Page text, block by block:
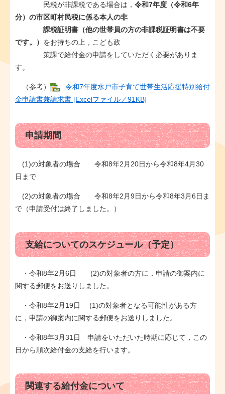
民税が非課税である場合は， 令和7年度（令和6年
分）の市区町村民税に係る本人の非
課税証明書（他の世帯員の方の非課税証明書は不要
です。） をお持ちの上，こども政
策課で給付金の申請をしていただく必要がありま
す。
（参考）
令和7年度水戸市子育て世帯生活応援特別給付
金申請書兼請求書 [Excelファイル／91KB]
申請期間
(1)の対象者の場合 令和8年2月20日から令和8年4月30
日まで
(2)の対象者の場合 令和8年2月9日から令和8年3月6日ま
で（申請受付は終了しました。）
支給についてのスケジュール（予定）
・令和8年2月6日 (2)の対象者の方に，申請の御案内に
関する郵便をお送りしました。
・令和8年2月19日 (1)の対象者となる可能性がある方
に，申請の御案内に関する郵便をお送りしました。
・令和8年3月31日 申請をいただいた時期に応じて，この
日から順次給付金の支給を行います。
関連する給付金について